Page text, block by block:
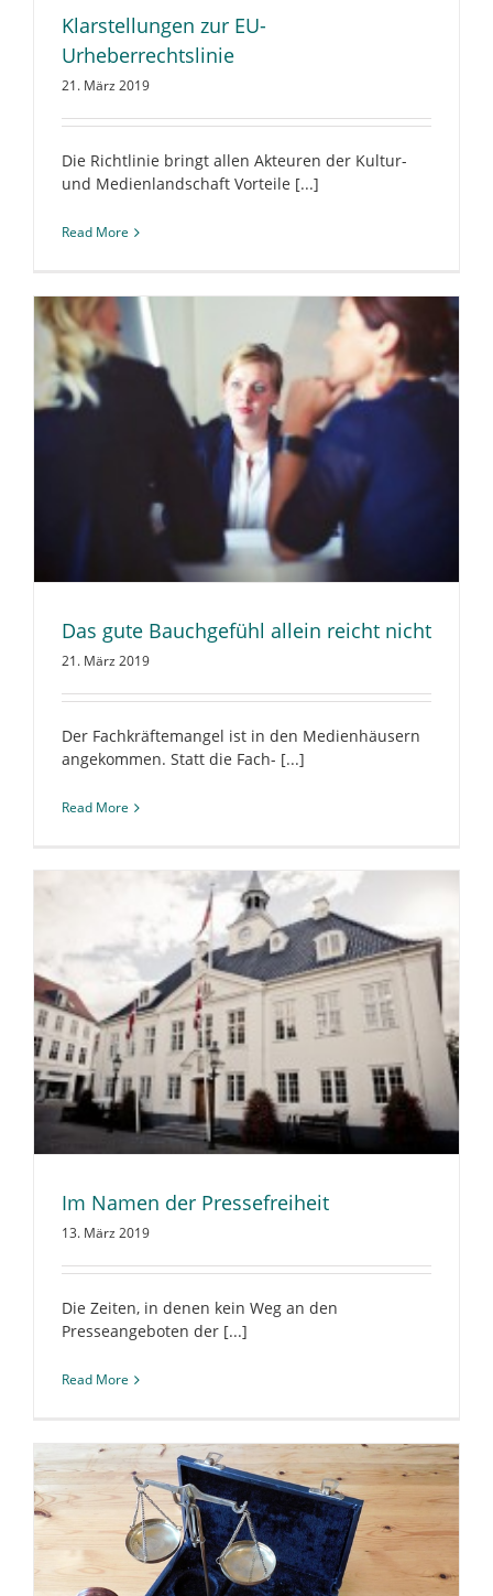
Klarstellungen zur EU-
Urheberrechtslinie
21. März 2019
Die Richtlinie bringt allen Akteuren der Kultur-
und Medienlandschaft Vorteile [...]
Read More
Das gute Bauchgefühl allein reicht nicht
21. März 2019
Der Fachkräftemangel ist in den Medienhäusern
angekommen. Statt die Fach- [...]
Read More
Im Namen der Pressefreiheit
13. März 2019
Die Zeiten, in denen kein Weg an den
Presseangeboten der [...]
Read More